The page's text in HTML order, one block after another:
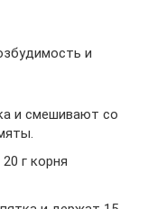
и
и смешивают со
г корня